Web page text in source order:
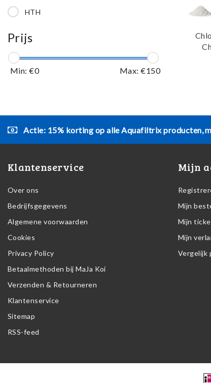
HTH
Prijs
Min: €0 Max: €150
Actie: 15% korting op alle Aquafiltrix producten,
Klantenservice
Over ons
Bedrijfsgegevens
Algemene voorwaarden
Cookies
Privacy Policy
Betaalmethoden bij MaJa Koi
Verzenden & Retourneren
Klantenservice
Sitemap
RSS-feed
Mijn
Mijn
Mijn
Mijn
Vergelijk